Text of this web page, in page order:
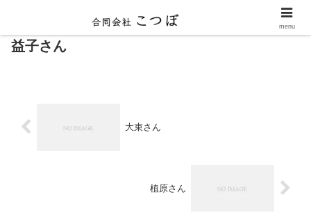
益子さん
大束さん
植原さん
menu